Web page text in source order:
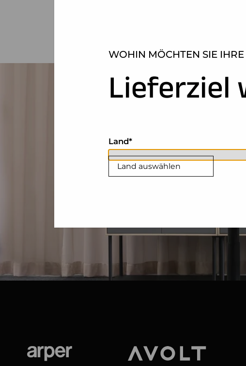
WOHIN MÖCHTEN SIE
Lieferziel
Land auswählen
Land